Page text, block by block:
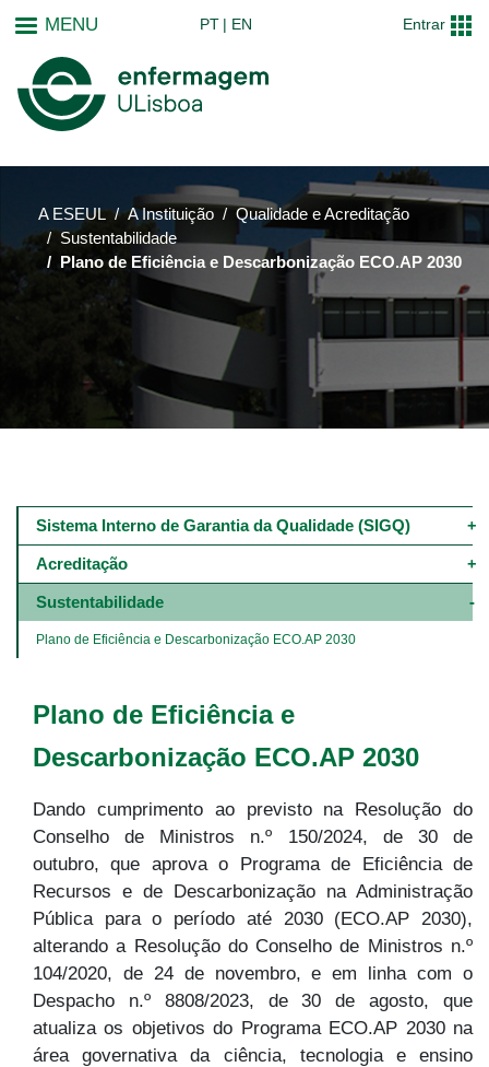
MENU PT EN Entrar
A ESEUL A Instituição
Qualidade e Acreditação
Sustentabilidade
Plano de Eficiência e Descarbonização ECO.AP 2030
Plano de Eficiência e
Descarbonização ECO.AP 2030
Dando cumprimento ao previsto na Resolução do
Conselho de Ministros n.º 150/2024, de 30 de
outubro, que aprova o Programa de Eficiência de
Recursos e de Descarbonização na Administração
Pública para o período até 2030 (ECO.AP 2030),
alterando a Resolução do Conselho de Ministros n.º
104/2020, de 24 de novembro, e em linha com o
Despacho n.º 8808/2023, de 30 de agosto, que
atualiza os objetivos do Programa ECO.AP 2030 na
área governativa da ciência, tecnologia e ensino
Main
navigation
níveis
Sistema Interno de Garantia da Qualidade (SIGQ)
Acreditação
Sustentabilidade
Plano de Eficiência e Descarbonização ECO.AP 2030